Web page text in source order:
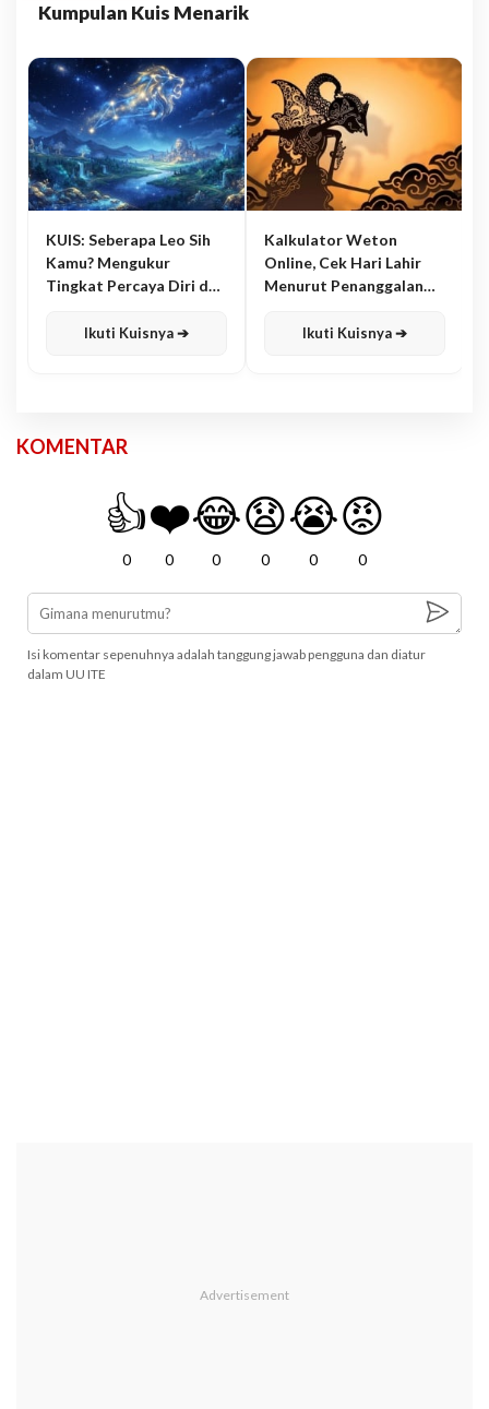
Kumpulan Kuis Menarik
KUIS: Seberapa Leo Sih
Kamu? Mengukur
Tingkat Percaya Diri dan
Ikuti Kuisnya ➔
Kalkulator Weton
Online, Cek Hari Lahir
Menurut Penanggalan
Ikuti Kuisnya ➔
KOMENTAR
👍
0
❤️
0
😂
0
😧
0
😭
0
😡
0
Isi komentar sepenuhnya adalah tanggung jawab pengguna dan diatur
dalam UU ITE